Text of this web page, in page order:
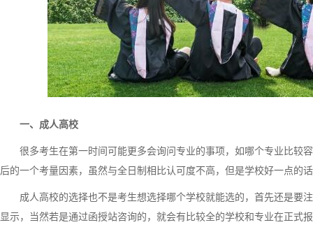
一、成人高校
很多考生在第一时间可能更多会询问专业的事项，如哪个专业比较
后的一个考量因素，虽然与全日制相比认可度不高，但是学校好一点的
成人高校的选择也不是考生想选择哪个学校就能选的，首先还是要
显示，当然若是通过函授站咨询的，就会有比较全的学校和专业在正式